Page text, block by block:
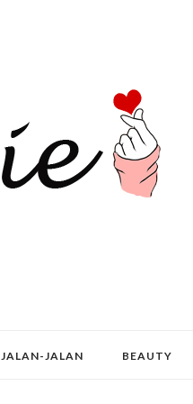
JALAN-JALAN BEAUTY